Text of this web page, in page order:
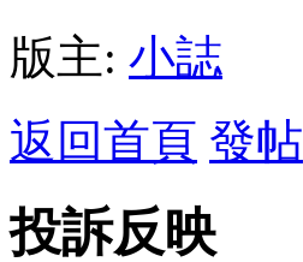
版主: 小誌
返回首頁 發帖
投訴反映